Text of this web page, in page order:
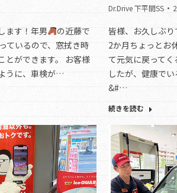
ます！年男
の近藤で
ているので、窓拭き時
とができます。 お客様
うに、車検が…
Dr.Drive 下平間SS
皆様、お久しぶ
2か月ちょっとお
て元気に戻って
したが、健康で
&#…
続きを読む